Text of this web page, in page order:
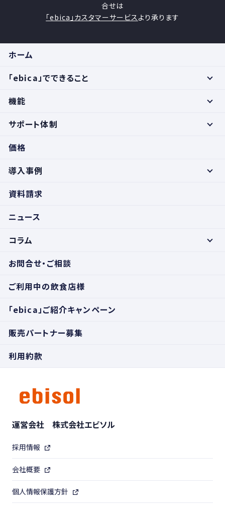
合せは
「ebica」カスタマーサービスより承ります
ホーム
「ebica」でできること
機能
サポート体制
価格
導入事例
資料請求
ニュース
コラム
お問合せ・ご相談
ご利用中の飲食店様
「ebica」ご紹介キャンペーン
販売パートナー募集
利用約款
運営会社 株式会社エビソル
採用情報
会社概要
個人情報保護方針